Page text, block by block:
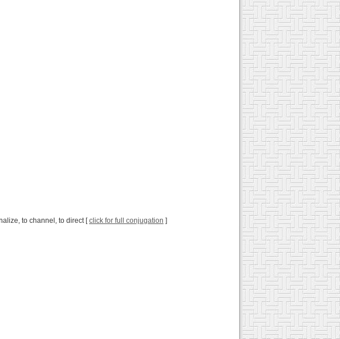
to channel, to direct [click for full conjugation ]